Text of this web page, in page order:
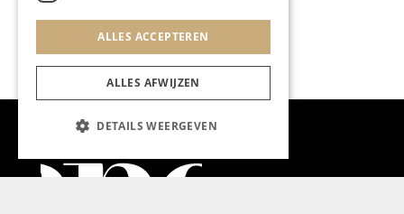
ALLES ACCEPTEREN
ALLES AFWIJZEN
DETAILS WEERGEVEN